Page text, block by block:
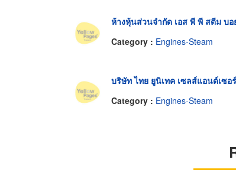
ห้างหุ้นส่วนจำกัด เอส พี พี สตีม บอ
Category : Engines-Steam
บริษัท ไทย ยูนิเทค เซลส์แอนด์เซอ
Category : Engines-Steam